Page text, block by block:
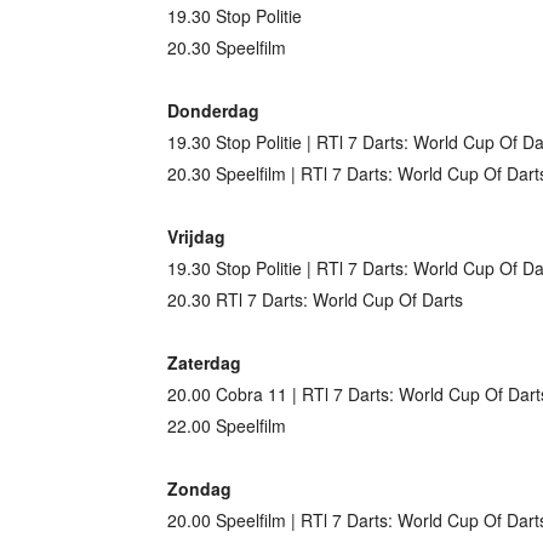
19.30 Stop Politie
20.30 Speelfilm
Donderdag
19.30 Stop Politie | RTl 7 Darts: World Cup Of
20.30 Speelfilm | RTl 7 Darts: World Cup Of
Vrijdag
19.30 Stop Politie | RTl 7 Darts: World Cup Of
20.30 RTl 7 Darts: World Cup Of Darts
Zaterdag
20.00 Cobra 11 | RTl 7 Darts: World Cup Of
22.00 Speelfilm
Zondag
20.00 Speelfilm | RTl 7 Darts: World Cup Of